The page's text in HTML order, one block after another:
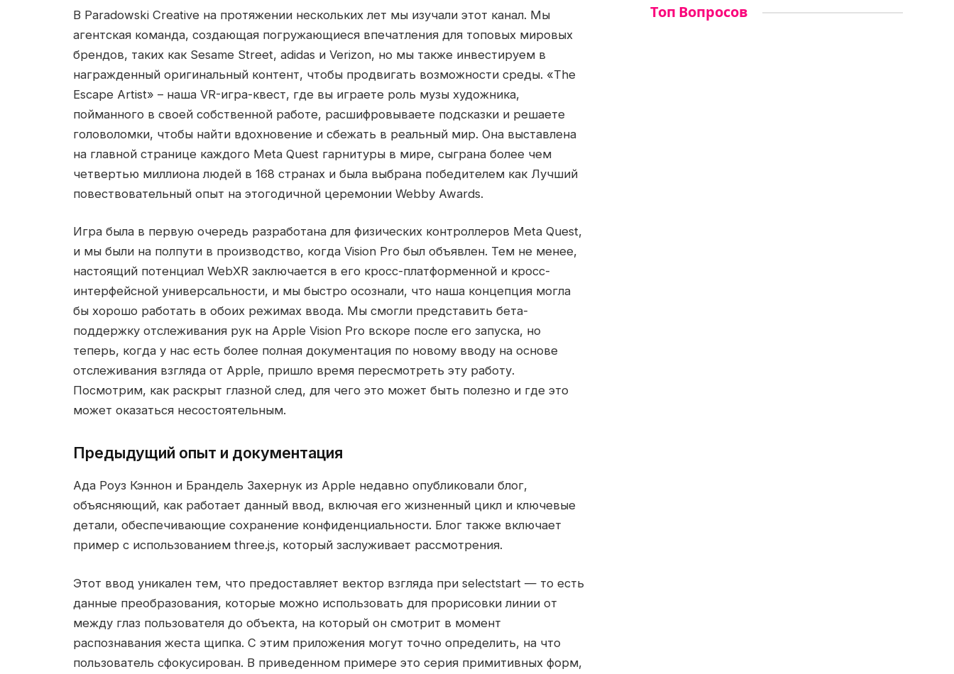
В Paradowski Creative на протяжении нескольких лет мы изучали этот канал. Мы
агентская команда, создающая погружающиеся впечатления для топовых мировых
брендов, таких как Sesame Street, adidas и Verizon, но мы также инвестируем в
награжденный оригинальный контент, чтобы продвигать возможности среды. «The
Escape Artist» – наша VR-игра-квест, где вы играете роль музы художника,
пойманного в своей собственной работе, расшифровываете подсказки и решаете
головоломки, чтобы найти вдохновение и сбежать в реальный мир. Она выставлена
на главной странице каждого Meta Quest гарнитуры в мире, сыграна более чем
четвертью миллиона людей в 168 странах и была выбрана победителем как Лучший
повествовательный опыт на этогодичной церемонии Webby Awards.
Игра была в первую очередь разработана для физических контроллеров Meta Quest,
и мы были на полпути в производство, когда Vision Pro был объявлен. Тем не менее,
настоящий потенциал WebXR заключается в его кросс-платформенной и кросс-
интерфейсной универсальности, и мы быстро осознали, что наша концепция могла
бы хорошо работать в обоих режимах ввода. Мы смогли представить бета-
поддержку отслеживания рук на Apple Vision Pro вскоре после его запуска, но
теперь, когда у нас есть более полная документация по новому вводу на основе
отслеживания взгляда от Apple, пришло время пересмотреть эту работу.
Посмотрим, как раскрыт глазной след, для чего это может быть полезно и где это
может оказаться несостоятельным.
Предыдущий опыт и документация
Ада Роуз Кэннон и Брандель Захернук из Apple недавно опубликовали блог,
объясняющий, как работает данный ввод, включая его жизненный цикл и ключевые
детали, обеспечивающие сохранение конфиденциальности. Блог также включает
пример с использованием three.js, который заслуживает рассмотрения.
Этот ввод уникален тем, что предоставляет вектор взгляда при selectstart — то есть
данные преобразования, которые можно использовать для прорисовки линии от
между глаз пользователя до объекта, на который он смотрит в момент
распознавания жеста щипка. С этим приложения могут точно определить, на что
пользователь сфокусирован. В приведенном примере это серия примитивных форм,
Топ Вопросов